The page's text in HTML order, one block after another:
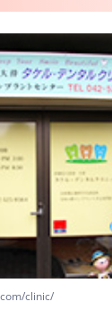
clinic/